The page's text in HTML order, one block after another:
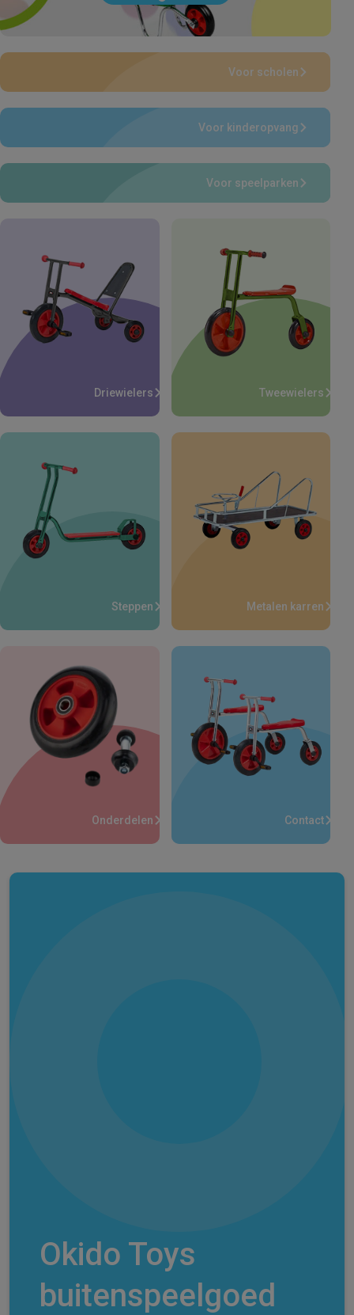
Voor scholen
Voor kinderopvang
Voor speelparken
Driewielers Tweewielers
Steppen Metalen karren
Onderdelen Contact
Okido Toys
buitenspeelgoed